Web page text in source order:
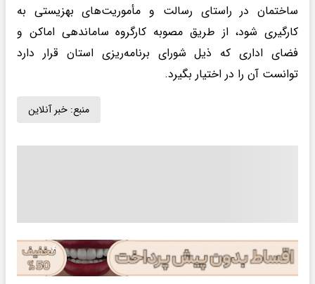
ساختمان در راستای رسالت و مأموریت‌های بهزیستی به
کارگیری شود، از طریق مصوبه کارگروه ساماندهی اماکن و
فضای اداری که ذیل شورای برنامه‌ریزی استان قرار دارد
توانست آن را در اختیار بگیرد.
منبع: خبر آنلاین